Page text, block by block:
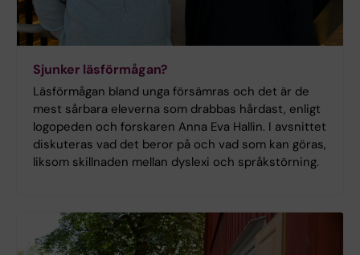
Sjunker läsförmågan?
Läsförmågan bland unga försämras och det är de
mest sårbara eleverna som drabbas hårdast, enligt
logopeden och forskaren Anna Eva Hallin. I avsnittet
diskuteras vad det beror på och vad som kan göras,
liksom skillnaden mellan dyslexi och språkstörning.